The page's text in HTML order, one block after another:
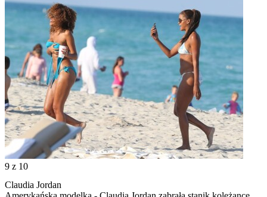
9 z 10
Claudia Jordan